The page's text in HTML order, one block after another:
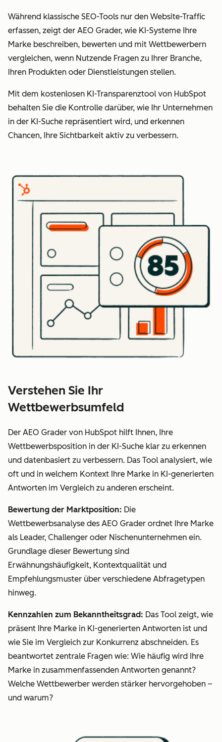
Während klassische SEO-Tools nur den Website-Traffic
erfassen, zeigt der AEO Grader, wie KI-Systeme Ihre
Marke beschreiben, bewerten und mit Wettbewerbern
vergleichen, wenn Nutzende Fragen zu Ihrer Branche,
Ihren Produkten oder Dienstleistungen stellen.
Mit dem kostenlosen KI-Transparenztool von HubSpot
behalten Sie die Kontrolle darüber, wie Ihr Unternehmen
in der KI-Suche repräsentiert wird, und erkennen
Chancen, Ihre Sichtbarkeit aktiv zu verbessern.
Verstehen Sie Ihr
Wettbewerbsumfeld
Der AEO Grader von HubSpot hilft Ihnen, Ihre
Wettbewerbsposition in der KI-Suche klar zu erkennen
und datenbasiert zu verbessern. Das Tool analysiert, wie
oft und in welchem Kontext Ihre Marke in KI-generierten
Antworten im Vergleich zu anderen erscheint.
Bewertung der Marktposition: Die
Wettbewerbsanalyse des AEO Grader ordnet Ihre Marke
als Leader, Challenger oder Nischenunternehmen ein.
Grundlage dieser Bewertung sind
Erwähnungshäufigkeit, Kontextqualität und
Empfehlungsmuster über verschiedene Abfragetypen
hinweg.
Kennzahlen zum Bekanntheitsgrad: Das Tool zeigt, wie
präsent Ihre Marke in KI-generierten Antworten ist und
wie Sie im Vergleich zur Konkurrenz abschneiden. Es
beantwortet zentrale Fragen wie: Wie häufig wird Ihre
Marke in zusammenfassenden Antworten genannt?
Welche Wettbewerber werden stärker hervorgehoben –
und warum?